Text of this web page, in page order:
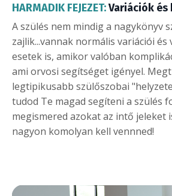
HARMADIK FEJEZET:Variációk
A szülés nem mindig a nagykönyv
zajlik...vannak normális variációi és
esetek is, amikor valóban
ami orvosi segítséget igényel.
legtipikusabb szülőszobai
tudod Te magad segíteni a szülés
megismered azokat az intő jeleket
nagyon komolyan kell vennned!